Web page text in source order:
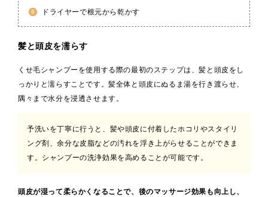
ドライヤーで根元から乾かす
髪と頭皮を濡らす
くせ毛シャンプーを使用する際の最初のステップは、髪と頭皮をし
っかりと濡らすことです。髪全体と頭皮にぬるま湯を行き渡らせ、
隅々まで水分を浸透させます。
予洗いを丁寧に行うと、髪や頭皮に付着したホコリやスタイリ
ング剤、余分な皮脂などの汚れを浮き上がらせることができま
す。シャンプーの洗浄効果を高めることが可能です。
頭皮が湿って柔らかくなることで、後のマッサージ効果も向上し、